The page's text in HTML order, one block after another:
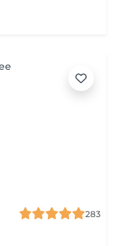
283